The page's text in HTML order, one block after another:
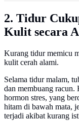
2. Tidur
Kulit secara
Kurang tidur memicu
kulit cerah alami.
Selama tidur malam,
dan membuang
hormon stres, yang
hitam di bawah mata,
terjadi akibat kurang